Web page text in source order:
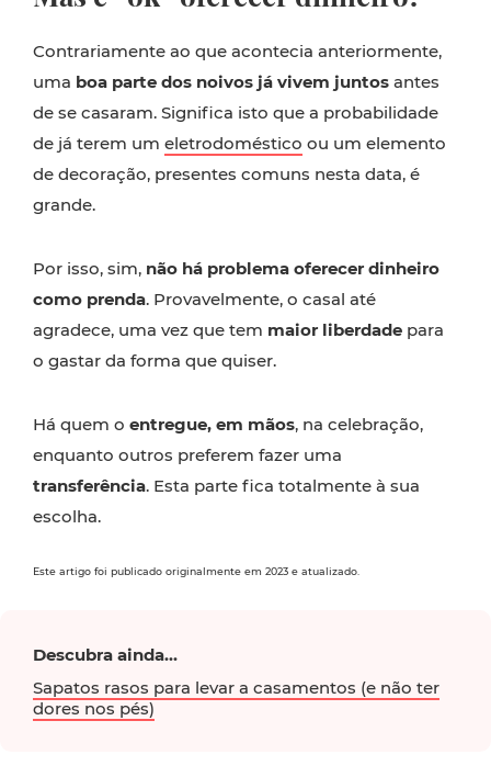
Contrariamente ao que acontecia anteriormente,
uma boa parte dos noivos já vivem juntos antes
de se casaram. Significa isto que a probabilidade
de já terem um eletrodoméstico ou um elemento
de decoração, presentes comuns nesta data, é
grande.
Por isso, sim, não há problema oferecer dinheiro
como prenda. Provavelmente, o casal até
agradece, uma vez que tem maior liberdade para
o gastar da forma que quiser.
Há quem o entregue, em mãos, na celebração,
enquanto outros preferem fazer uma
transferência. Esta parte fica totalmente à sua
escolha.
Este artigo foi publicado originalmente em 2023 e atualizado.
Descubra ainda...
Sapatos rasos para levar a casamentos (e não ter
dores nos pés)